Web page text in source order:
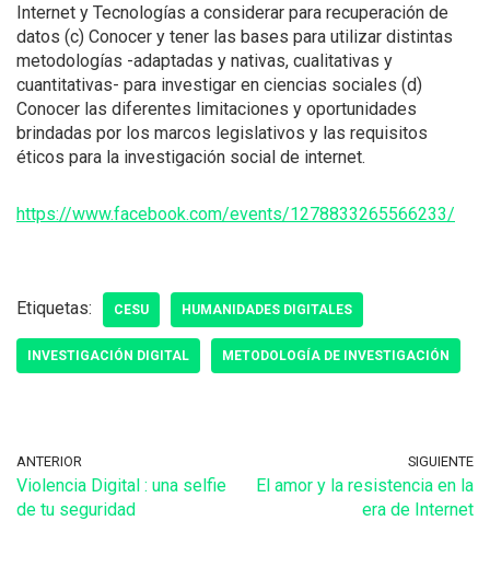
Internet y Tecnologías a considerar para recuperación de
datos (c) Conocer y tener las bases para utilizar distintas
metodologías -adaptadas y nativas, cualitativas y
cuantitativas- para investigar en ciencias sociales (d)
Conocer las diferentes limitaciones y oportunidades
brindadas por los marcos legislativos y las requisitos
éticos para la investigación social de internet.
https://www.facebook.com/events/1278833265566233/
Etiquetas: CESU HUMANIDADES DIGITALES
INVESTIGACIÓN DIGITAL METODOLOGÍA DE INVESTIGACIÓN
ANTERIOR
Violencia Digital : una selfie
de tu seguridad
SIGUIENTE
El amor y la resistencia en la
era de Internet